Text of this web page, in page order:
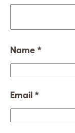
Name *
Email *